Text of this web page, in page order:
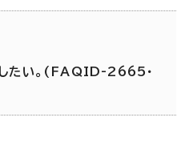
たい。(FAQID-2665・